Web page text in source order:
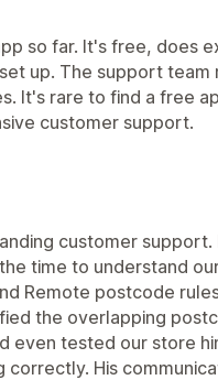
Validation Byt namn på
Flera språk
so far. It's free, does
up. The support
It's rare to find a free
customer support.
customer support.
time to understand
Remote postcode
the overlapping
even tested our store
correctly. His